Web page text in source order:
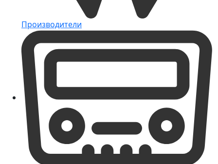
Производители